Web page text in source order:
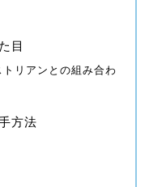
目
リアンとの組み合わ
方法